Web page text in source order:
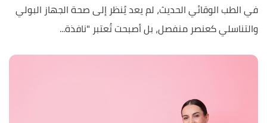
في الطب الوقائي الحديث، لم يعد يُنظر إلى صحة الجهاز البولي
والتناسلي كعنصر منفصل، بل أصبحت تُعتبر "نافذة...